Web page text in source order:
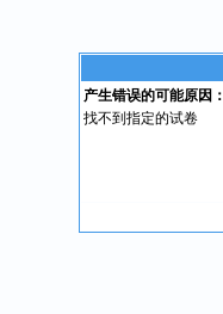
产生错误的可能原因：
找不到指定的试卷